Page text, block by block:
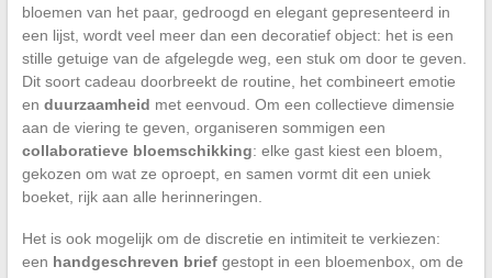
bloemen van het paar, gedroogd en elegant gepresenteerd in
een lijst, wordt veel meer dan een decoratief object: het is een
stille getuige van de afgelegde weg, een stuk om door te geven.
Dit soort cadeau doorbreekt de routine, het combineert emotie
en duurzaamheid met eenvoud. Om een collectieve dimensie
aan de viering te geven, organiseren sommigen een
collaboratieve bloemschikking: elke gast kiest een bloem,
gekozen om wat ze oproept, en samen vormt dit een uniek
boeket, rijk aan alle herinneringen.
Het is ook mogelijk om de discretie en intimiteit te verkiezen:
een handgeschreven briefgestopt in een bloemenbox, om de